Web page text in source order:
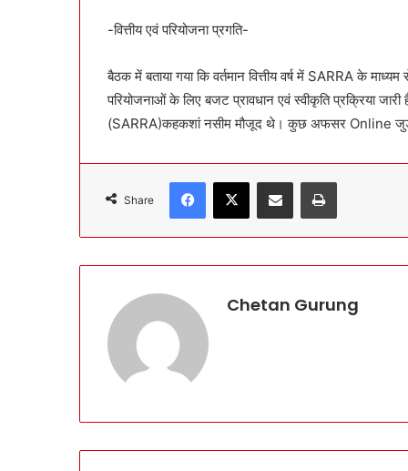
-वित्तीय एवं परियोजना प्रगति-
बैठक में बताया गया कि वर्तमान वित्तीय वर्ष में SARRA के
परियोजनाओं के लिए बजट प्रावधान एवं स्वीकृति प्रक्रिया
(SARRA)कहकशां नसीम मौजूद थे। कुछ अफसर Online
Share
Chetan Gurung